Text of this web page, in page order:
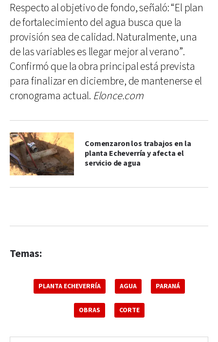
Respecto al objetivo de fondo, señaló: “El plan
de fortalecimiento del agua busca que la
provisión sea de calidad. Naturalmente, una
de las variables es llegar mejor al verano”.
Confirmó que la obra principal está prevista
para finalizar en diciembre, de mantenerse el
cronograma actual. Elonce.com
Comenzaron los trabajos en la
planta Echeverría y afecta el
servicio de agua
Temas:
PLANTA ECHEVERRÍA AGUA PARANÁ
OBRAS CORTE